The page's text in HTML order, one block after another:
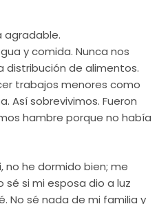
agradable.
y comida. Nunca nos
distribución de alimentos.
trabajos menores como
Así sobrevivimos. Fueron
hambre porque no había
no he dormido bien; me
sé si mi esposa dio a luz
No sé nada de mi familia y